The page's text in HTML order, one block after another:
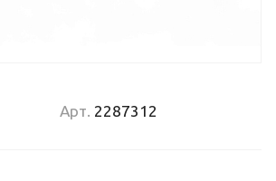
Арт. 2287312